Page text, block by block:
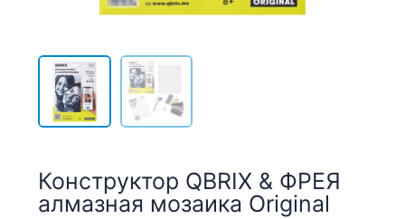
Конструктор QBRIX & ФРЕЯ
алмазная мозаика Original